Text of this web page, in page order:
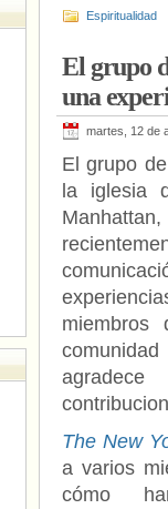
Espiritualidad
El grupo
una
martes, 12 de
El grupo
la iglesia
The New
a varios
cómo